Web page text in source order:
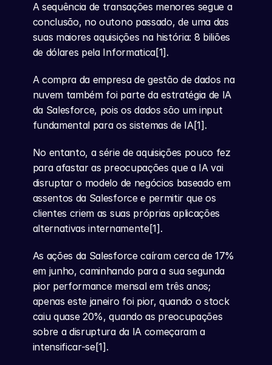
A sequência de transações menores segue a
conclusão, no outono passado, de uma das
suas maiores aquisições na história: 8 biliões
de dólares pela Informatica[1].
A compra da empresa de gestão de dados na
nuvem também foi parte da estratégia de IA
da Salesforce, pois os dados são um input
fundamental para os sistemas de IA[1].
No entanto, a série de aquisições pouco fez
para afastar as preocupações que a IA vai
disruptar o modelo de negócios baseado em
assentos da Salesforce e permitir que os
clientes criem as suas próprias aplicações
alternativas internamente[1].
As ações da Salesforce caíram cerca de 17%
em junho, caminhando para a sua segunda
pior performance mensal em três anos;
apenas este janeiro foi pior, quando o stock
caiu quase 20%, quando as preocupações
sobre a disruptura da IA começaram a
intensificar-se[1].